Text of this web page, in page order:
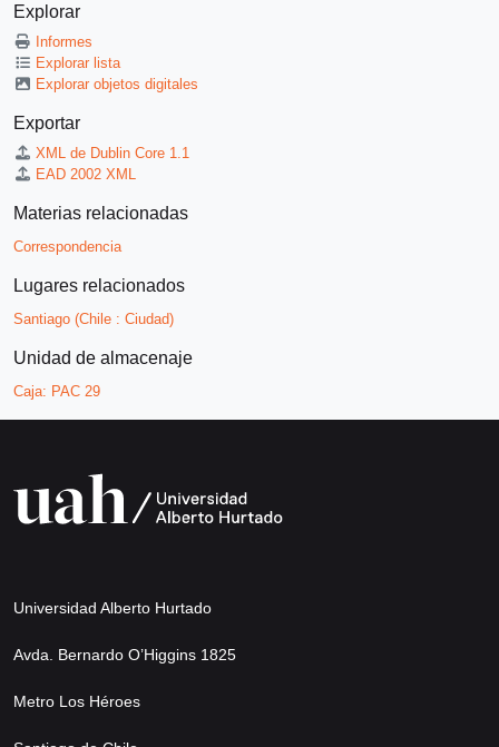
Explorar
Informes
Explorar lista
Explorar objetos digitales
Exportar
XML de Dublin Core 1.1
EAD 2002 XML
Materias relacionadas
Correspondencia
Lugares relacionados
Santiago (Chile : Ciudad)
Unidad de almacenaje
Caja: PAC 29
Universidad Alberto Hurtado
Avda. Bernardo O’Higgins 1825
Metro Los Héroes